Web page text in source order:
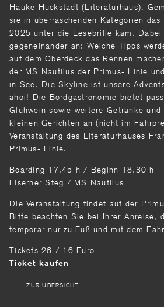
Hauke Hückstädt (Literaturhaus).
sie in überraschenden Kategorien
2025 unter die Lesebrille kam. Dabei
gegeneinander an: Welche Tipps
auf dem Oberdeck das Rennen
der MS Nautilus der Primus- Linie
in See. Die Skyline ist unsere
ahoi! Die Bordgastronomie bietet
Glühwein sowie weitere Getränke und
kleinen Gerichten an (nicht im
Veranstaltung des Literaturhauses
Primus- Linie.
Boarding 17.45 h / Beginn 18.30 h
Eiserner Steg / MS Nautilus
Die Veranstaltung findet auf der
Bitte beachten Sie bei Ihrer Anreise,
tempörär nur zu Fuß und mit dem
Tickets 26 / 16 Euro
Ticket kaufen
ZUR ÜBERSICHT